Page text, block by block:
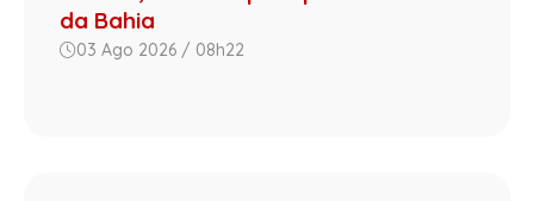
da Bahia
03 Ago 2026 / 08h22